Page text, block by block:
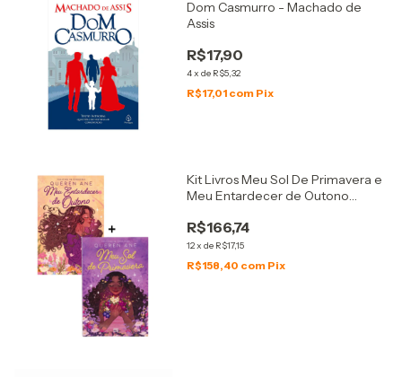
Dom Casmurro - Machado de
Assis
R$17,90
4x de R$5,32
R$17,01 com Pix
Kit Livros Meu Sol De Primavera e
Meu Entardecer de Outono
R$166,74
12x de R$17,15
R$158,40 com Pix